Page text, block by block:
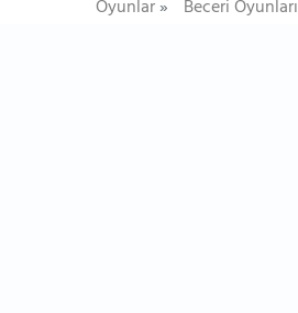
Oyunlar» Beceri Oyunları